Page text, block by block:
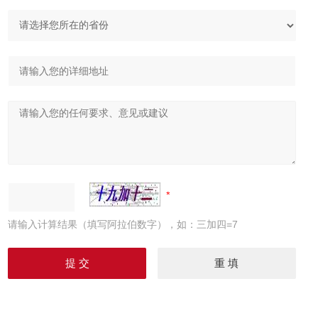
请输入计算结果（填写阿拉伯数字），如：三加四=7